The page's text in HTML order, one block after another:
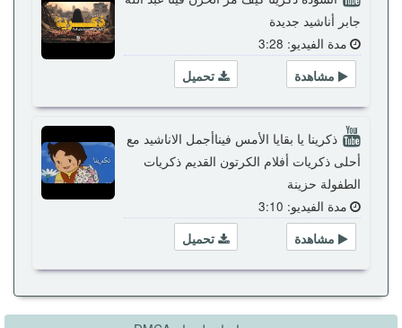
جابر أناشيد جديدة
مدة الفيديو: 3:28
تحميل
مشاهدة
ذكرينا يا بقايا الأمس فيناأجمل الاناشيد مع
أحلى ذكريات أفلام الكرتون القديم ذكريات
الطفولة حزينة
مدة الفيديو: 3:10
تحميل
مشاهدة